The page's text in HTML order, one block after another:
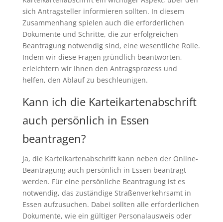
sich Antragsteller informieren sollten. In diesem
Zusammenhang spielen auch die erforderlichen
Dokumente und Schritte, die zur erfolgreichen
Beantragung notwendig sind, eine wesentliche Rolle.
Indem wir diese Fragen gründlich beantworten,
erleichtern wir Ihnen den Antragsprozess und
helfen, den Ablauf zu beschleunigen.
Kann ich die Karteikartenabschrift
auch persönlich in Essen
beantragen?
Ja, die Karteikartenabschrift kann neben der Online-
Beantragung auch persönlich in Essen beantragt
werden. Für eine persönliche Beantragung ist es
notwendig, das zuständige Straßenverkehrsamt in
Essen aufzusuchen. Dabei sollten alle erforderlichen
Dokumente, wie ein gültiger Personalausweis oder